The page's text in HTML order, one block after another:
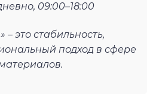
09:00–18:00
это стабильность,
подход в сфере